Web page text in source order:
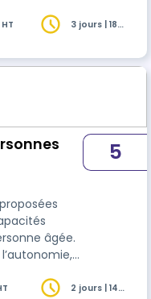
importante
avec
3 jours | 18
âgée.
objectif
5
2 jours | 14